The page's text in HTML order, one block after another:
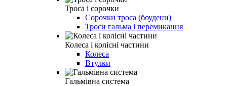
Троса і сорочки
Сорочки троса (боудени)
Троси гальма і перемикання
Колеса і колісні частини
Колеса
Втулки
Гальмівна система